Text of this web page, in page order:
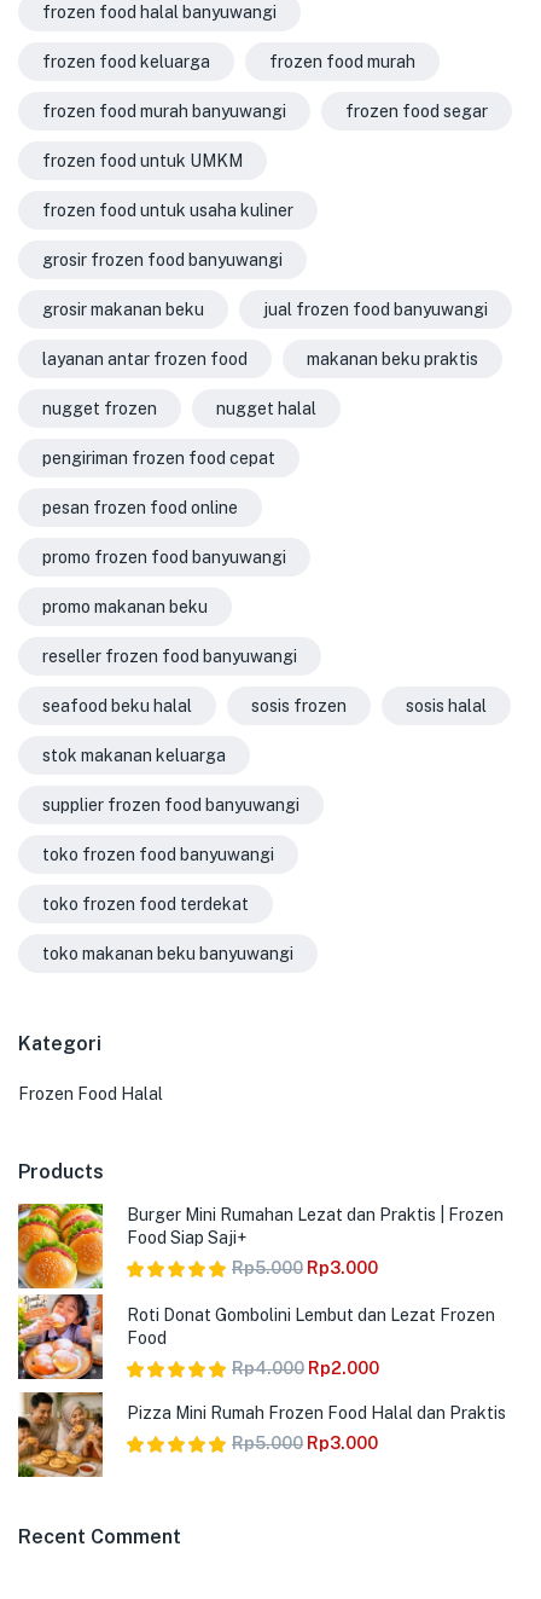
frozen food halal banyuwangi
frozen food keluarga frozen food murah
frozen food murah banyuwangi frozen food segar
frozen food untuk UMKM
frozen food untuk usaha kuliner
grosir frozen food banyuwangi
grosir makanan beku jual frozen food banyuwangi
layanan antar frozen food makanan beku praktis
nugget frozen nugget halal
pengiriman frozen food cepat
pesan frozen food online
promo frozen food banyuwangi
promo makanan beku
reseller frozen food banyuwangi
seafood beku halal sosis frozen sosis halal
stok makanan keluarga
supplier frozen food banyuwangi
toko frozen food banyuwangi
toko frozen food terdekat
toko makanan beku banyuwangi
Kategori
Frozen Food Halal
Products
Burger Mini Rumahan Lezat dan Praktis | Frozen
Food Siap Saji+
dari 5
Rp5.000 Rp3.000
Roti Donat Gombolini Lembut dan Lezat Frozen
Food
dari 5
Rp4.000 Rp2.000
Pizza Mini Rumah Frozen Food Halal dan Praktis
Rp5.000 Rp3.000
Recent Comment